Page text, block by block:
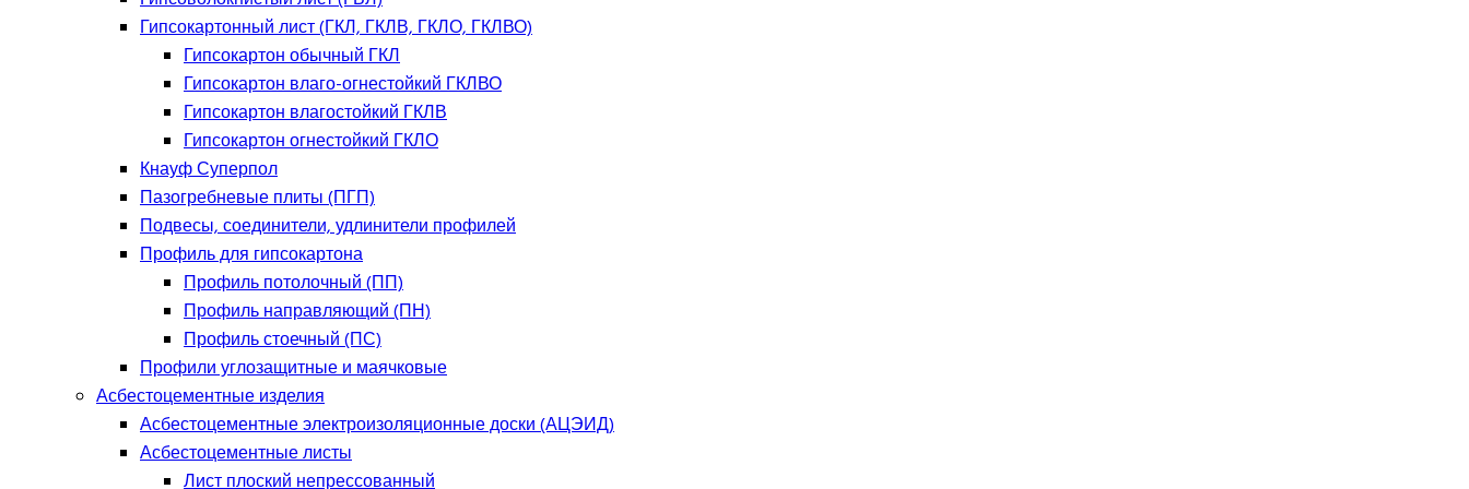
Гипсокартонный лист (ГКЛ, ГКЛВ, ГКЛО, ГКЛВО)
Гипсокартон обычный ГКЛ
Гипсокартон влаго-огнестойкий ГКЛВО
Гипсокартон влагостойкий ГКЛВ
Гипсокартон огнестойкий ГКЛО
Кнауф Суперпол
Пазогребневые плиты (ПГП)
Подвесы, соединители, удлинители профилей
Профиль для гипсокартона
Профиль потолочный (ПП)
Профиль направляющий (ПН)
Профиль стоечный (ПС)
Профили углозащитные и маячковые
Асбестоцементные изделия
Асбестоцементные электроизоляционные доски (АЦЭИД)
Асбестоцементные листы
Лист плоский непрессованный